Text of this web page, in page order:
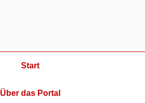
Start
Über das Portal